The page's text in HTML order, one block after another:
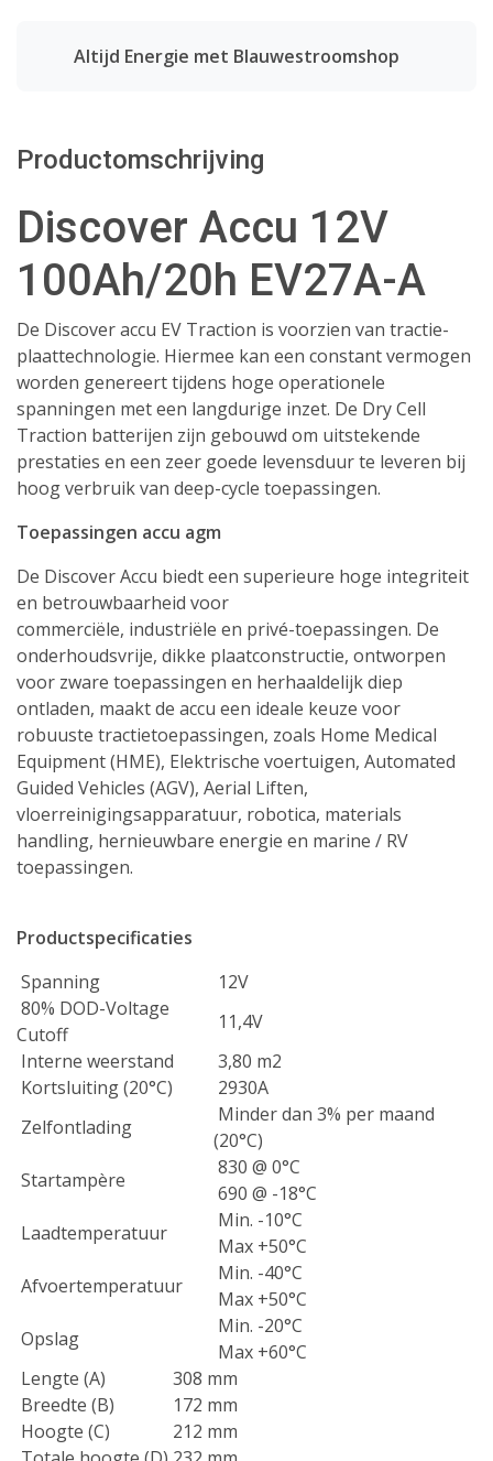
Altijd Energie met Blauwestroomshop
Productomschrijving
Discover Accu 12V
100Ah/20h EV27A-A
De Discover accu EV Traction is voorzien van tractie-
plaattechnologie. Hiermee kan een constant vermogen
worden genereert tijdens hoge operationele
spanningen met een langdurige inzet. De Dry Cell
Traction batterijen zijn gebouwd om uitstekende
prestaties en een zeer goede levensduur te leveren bij
hoog verbruik van deep-cycle toepassingen.
Toepassingen accu agm
De Discover Accu biedt een superieure hoge integriteit
en betrouwbaarheid voor
commerciële, industriële en privé-toepassingen. De
onderhoudsvrije, dikke plaatconstructie, ontworpen
voor zware toepassingen en herhaaldelijk diep
ontladen, maakt de accu een ideale keuze voor
robuuste tractietoepassingen, zoals Home Medical
Equipment (HME), Elektrische voertuigen, Automated
Guided Vehicles (AGV), Aerial Liften,
vloerreinigingsapparatuur, robotica, materials
handling, hernieuwbare energie en marine / RV
toepassingen.
Productspecificaties
Spanning
12V
80% DOD-Voltage
Cutoff
11,4V
Interne weerstand
3,80 m2
Kortsluiting (20°C)
2930A
Zelfontlading
Minder dan 3% per maand
(20°C)
Startampère
830 @ 0°C
690 @ -18°C
Laadtemperatuur
Min. -10°C
Max +50°C
Afvoertemperatuur
Min. -40°C
Max +50°C
Opslag
Min. -20°C
Max +60°C
Lengte (A)
308 mm
Breedte (B)
172 mm
Hoogte (C)
212 mm